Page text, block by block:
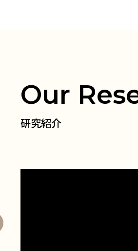
Our
研究紹介